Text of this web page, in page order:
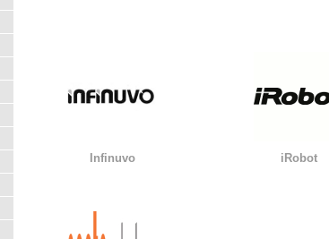
Infinuvo iRobot